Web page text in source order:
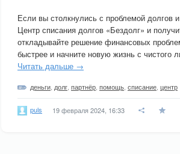
Если вы столкнулись с проблемой долгов
Центр списания долгов «Бездолг» и
откладывайте решение финансовых
быстрее и начните новую жизнь с чистого
Читать дальше →
деньги долг партнёр помощь списание центр
puls 19 февраля 2024, 16:33